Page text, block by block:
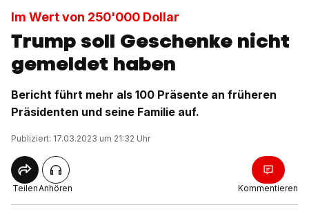
Im Wert von 250'000 Dollar
Trump soll Geschenke nicht
gemeldet haben
Bericht führt mehr als 100 Präsente an früheren
Präsidenten und seine Familie auf.
Publiziert: 17.03.2023 um 21:32 Uhr
TeilenAnhören Kommentieren